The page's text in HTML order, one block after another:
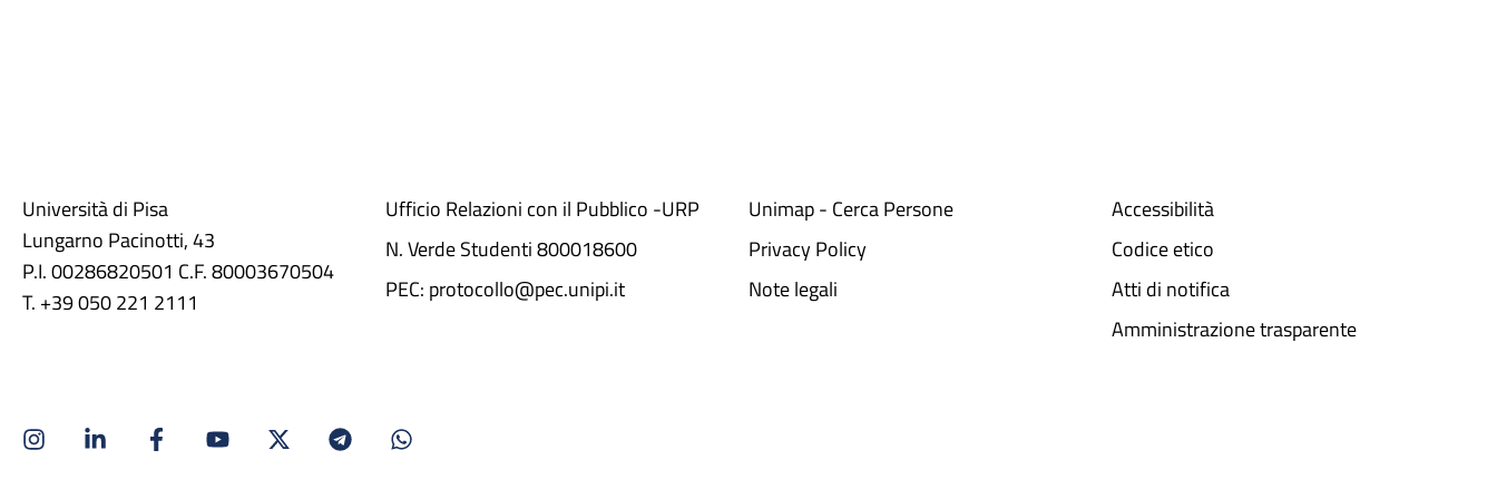
Università di Pisa
Lungarno Pacinotti, 43
P.I. 00286820501 C.F. 80003670504
T. +39 050 221 2111
Ufficio Relazioni con il Pubblico -URP
N. Verde Studenti 800018600​
PEC: protocollo@pec.unipi.it
Unimap - Cerca Persone
Privacy Policy
Note legali
Accessibilità
Codice etico
Atti di notifica
Amministrazione trasparente